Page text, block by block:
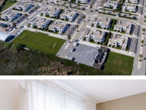
Meniu vaikams
Paauglių klubas
Baseinas vaikams: yra
Vaikų klubas nemokamai
Pramoginiai renginiai vaikams
Paplūdimys:
Smėlio
Paplūdimyje: skėčiai, gultai nemokamai
Autobusas iki paplūdimio: nemokamai